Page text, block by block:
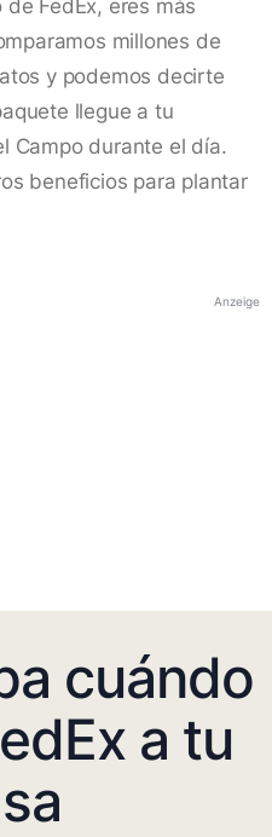
FedEx, eres más
millones de
y podemos decirte
llegue a tu
Campo durante el día.
beneficios para plantar
Anzeige
cuándo
a tu